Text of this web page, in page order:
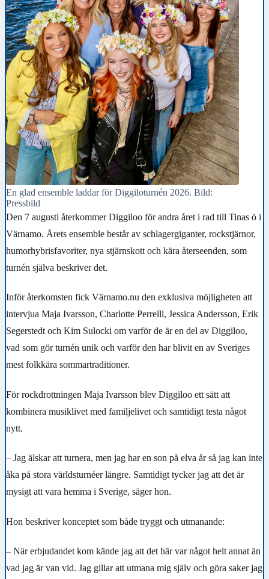
En glad ensemble laddar för Diggiloturnén 2026. Bild:
Pressbild
Den 7 augusti återkommer Diggiloo för andra året i rad till Tinas ö i
Värnamo. Årets ensemble består av schlagergiganter, rockstjärnor,
humorhybrisfavoriter, nya stjärnskott och kära återseenden, som
turnén själva beskriver det.
Inför återkomsten fick Värnamo.nu den exklusiva möjligheten att
intervjua Maja Ivarsson, Charlotte Perrelli, Jessica Andersson, Erik
Segerstedt och Kim Sulocki om varför de är en del av Diggiloo,
vad som gör turnén unik och varför den har blivit en av Sveriges
mest folkkära sommartraditioner.
För rockdrottningen Maja Ivarsson blev Diggiloo ett sätt att
kombinera musiklivet med familjelivet och samtidigt testa något
nytt.
– Jag älskar att turnera, men jag har en son på elva år så jag kan inte
åka på stora världsturnéer längre. Samtidigt tycker jag att det är
mysigt att vara hemma i Sverige, säger hon.
Hon beskriver konceptet som både tryggt och utmanande:
– När erbjudandet kom kände jag att det här var något helt annat än
vad jag är van vid. Jag gillar att utmana mig själv och göra saker jag